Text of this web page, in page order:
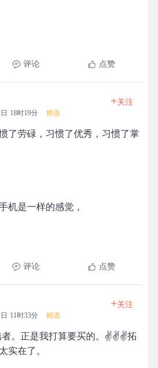
评论 点赞
18时19分 精选
+关注
了劳碌，习惯了优秀，习惯了掌
机是一样的感觉，
评论 点赞
11时33分 精选
+关注
者。正是我打算要买的。✌✌✌拓
实在了。